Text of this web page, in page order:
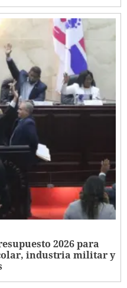
2026 para
industria militar y